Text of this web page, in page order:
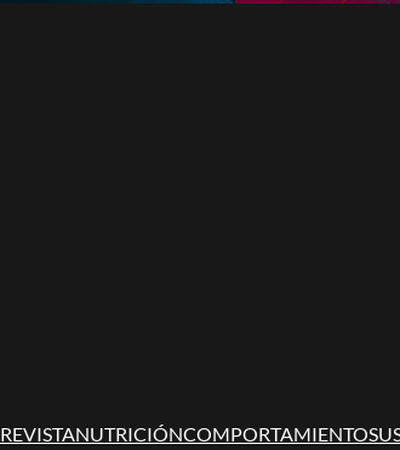
REVISTANUTRICIÓNCOMPORTAMIENTO